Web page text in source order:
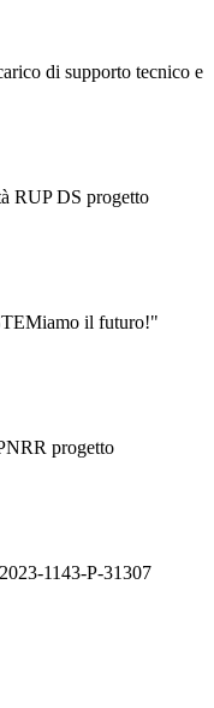
di supporto tecnico e
RUP DS progetto
il futuro!"
progetto
1143-P-31307